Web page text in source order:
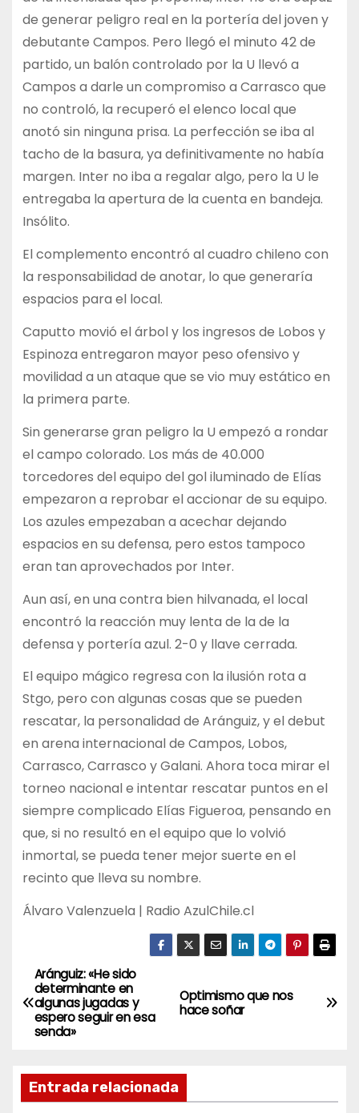
de generar peligro real en la portería del joven y
debutante Campos. Pero llegó el minuto 42 de
partido, un balón controlado por la U llevó a
Campos a darle un compromiso a Carrasco que
no controló, la recuperó el elenco local que
anotó sin ninguna prisa. La perfección se iba al
tacho de la basura, ya definitivamente no había
margen. Inter no iba a regalar algo, pero la U le
entregaba la apertura de la cuenta en bandeja.
Insólito.
El complemento encontró al cuadro chileno con
la responsabilidad de anotar, lo que generaría
espacios para el local.
Caputto movió el árbol y los ingresos de Lobos y
Espinoza entregaron mayor peso ofensivo y
movilidad a un ataque que se vio muy estático en
la primera parte.
Sin generarse gran peligro la U empezó a rondar
el campo colorado. Los más de 40.000
torcedores del equipo del gol iluminado de Elías
empezaron a reprobar el accionar de su equipo.
Los azules empezaban a acechar dejando
espacios en su defensa, pero estos tampoco
eran tan aprovechados por Inter.
Aun así, en una contra bien hilvanada, el local
encontró la reacción muy lenta de la de la
defensa y portería azul. 2-0 y llave cerrada.
El equipo mágico regresa con la ilusión rota a
Stgo, pero con algunas cosas que se pueden
rescatar, la personalidad de Aránguiz, y el debut
en arena internacional de Campos, Lobos,
Carrasco, Carrasco y Galani. Ahora toca mirar el
torneo nacional e intentar rescatar puntos en el
siempre complicado Elías Figueroa, pensando en
que, si no resultó en el equipo que lo volvió
inmortal, se pueda tener mejor suerte en el
recinto que lleva su nombre.
Álvaro Valenzuela | Radio AzulChile.cl
N
a
e
Optimismo que nos
hace soñar
Aránguiz: «He sido
determinante en
algunas jugadas y
espero seguir en esa
senda»
Entrada relacionada